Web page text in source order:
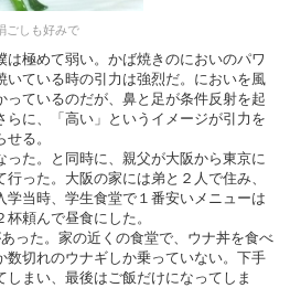
ごしも好みで
極めて弱い。かば焼きのにおいのパワ
いている時の引力は強烈だ。においを風
っているのだが、鼻と足が条件反射を起
らに、「高い」というイメージが引力を
る。
た。と同時に、親父が大阪から東京に
った。大阪の家には弟と２人で住み、
学当時、学生食堂で１番安いメニューは
頼んで昼食にした。
った。家の近くの食堂で、ウナ丼を食べ
数切れのウナギしか乗っていない。下手
まい、最後はご飯だけになってしま